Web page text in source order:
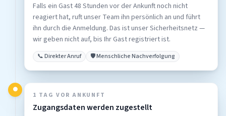
Falls ein Gast 48 Stunden vor der Ankunft noch nicht
reagiert hat, ruft unser Team ihn persönlich an und führt
ihn durch die Anmeldung. Das ist unser Sicherheitsnetz —
wir geben nicht auf, bis Ihr Gast registriert ist.
📞 Direkter Anruf 🛡️ Menschliche Nachverfolgung
●
1 TAG VOR ANKUNFT
Zugangsdaten werden zugestellt